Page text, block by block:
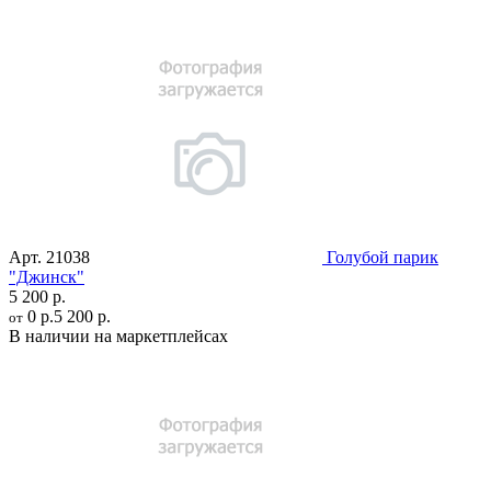
Арт. 21038
Голубой парик
"Джинск"
5 200 р.
от 0 р.5 200 р.
В наличии на маркетплейсах